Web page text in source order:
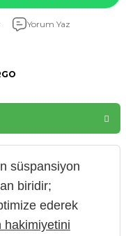
Yorum Yaz
süspansiyon
biridir;
ederek
hakimiyetini